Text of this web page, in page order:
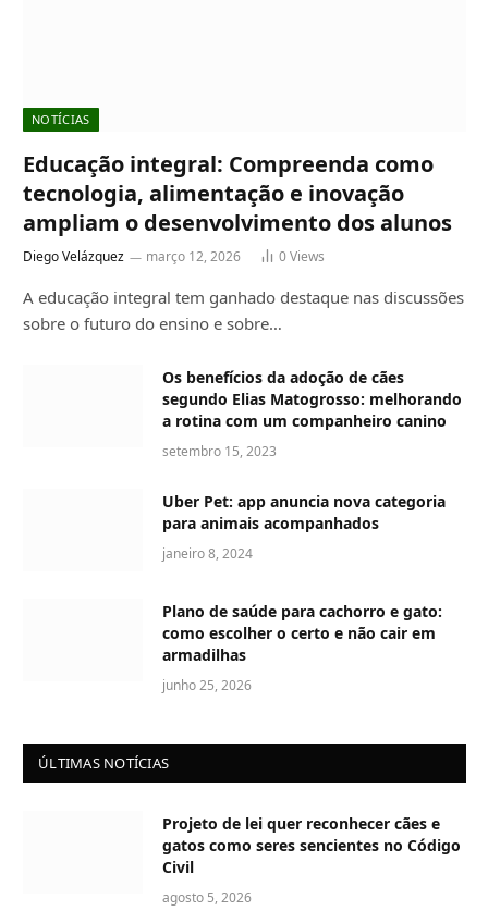
NOTÍCIAS
Educação integral: Compreenda como
tecnologia, alimentação e inovação
ampliam o desenvolvimento dos alunos
Diego Velázquez março 12, 2026 0Views
A educação integral tem ganhado destaque nas discussões
sobre o futuro do ensino e sobre…
Os benefícios da adoção de cães
segundo Elias Matogrosso: melhorando
a rotina com um companheiro canino
setembro 15, 2023
Uber Pet: app anuncia nova categoria
para animais acompanhados
janeiro 8, 2024
Plano de saúde para cachorro e gato:
como escolher o certo e não cair em
armadilhas
junho 25, 2026
ÚLTIMAS NOTÍCIAS
Projeto de lei quer reconhecer cães e
gatos como seres sencientes no Código
Civil
agosto 5, 2026